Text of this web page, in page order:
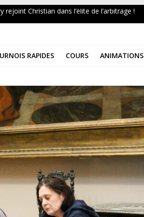
rejoint Christian dans l’élite de l’arbitrage !
DE FRANCE UNIVERSITAIRE 2026
RAPIDES COURS ANIMATIONS